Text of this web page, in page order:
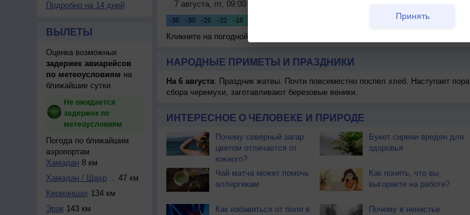
Подробно на 14 дней
ВЫЛЕТЫ
Оценка возможных
задержек авиарейсов
по метеоусловиям на
ближайшие сутки
Не ожидается
задержек по
метеоусловиям
Погода по ближайшим
аэропортам
Хамадан 8 км
Хамадан / Шахроки... 47 км
Керманшах 134 км
Эрак143 км
Кликните на погодной карте для получения подробных данных
НАРОДНЫЕ ПРИМЕТЫ И ПРАЗДНИКИ
На 6 августа: Праздник жатвы. Почти повсеместно поспел хлеб. Наступает пора
сбора черемухи, заготавливают березовые веники.
ИНТЕРЕСНОЕ О ЧЕЛОВЕКЕ И ПРИРОДЕ
Почему северный загар
цветом отличается от
южного?
Букет сирени вреден для
здоровья
Чай матча может помочь
аллергикам
Как понять, что вы
выгораете на работе?
Как избавиться от боли в
Почему в ненастье
Принять